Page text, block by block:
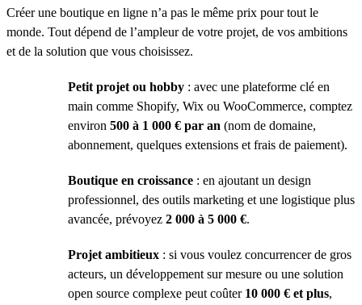
Créer une boutique en ligne n’a pas le même prix pour tout le
monde. Tout dépend de l’ampleur de votre projet, de vos ambitions
et de la solution que vous choisissez.
Petit projet ou hobby : avec une plateforme clé en
main comme Shopify, Wix ou WooCommerce, comptez
environ 500 à 1 000 € par an (nom de domaine,
abonnement, quelques extensions et frais de paiement).
Boutique en croissance : en ajoutant un design
professionnel, des outils marketing et une logistique plus
avancée, prévoyez 2 000 à 5 000 €.
Projet ambitieux : si vous voulez concurrencer de gros
acteurs, un développement sur mesure ou une solution
open source complexe peut coûter 10 000 € et plus,